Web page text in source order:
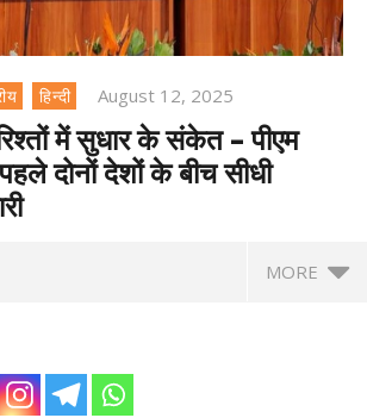
हिन्दी August 12, 2025
में सुधार के संकेत – पीएम
दोनों देशों के बीच सीधी
MORE